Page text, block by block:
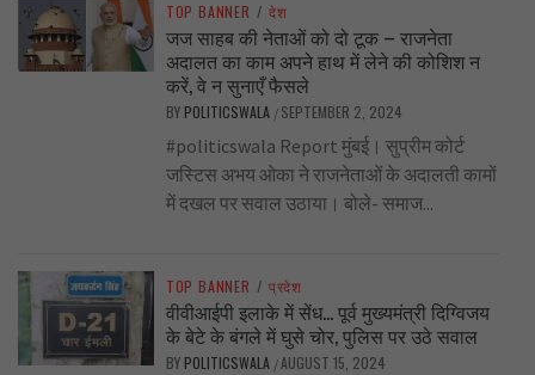
TOP BANNER / देश
जज साहब की नेताओं को दो टूक – राजनेता
अदालत का काम अपने हाथ में लेने की कोशिश न
करें, वे न सुनाएँ फैसले
BY POLITICSWALA / SEPTEMBER 2, 2024
#politicswala Report मुंबई। सुप्रीम कोर्ट
जस्टिस अभय ओका ने राजनेताओं के अदालती कामों
में दखल पर सवाल उठाया। बोले- समाज...
TOP BANNER / प्रदेश
वीवीआईपी इलाके में सेंध… पूर्व मुख्यमंत्री दिग्विजय
के बेटे के बंगले में घुसे चोर, पुलिस पर उठे सवाल
BY POLITICSWALA /AUGUST 15, 2024